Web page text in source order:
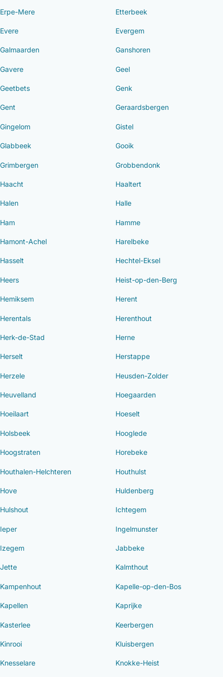
Erpe-Mere Etterbeek
Evere Evergem
Galmaarden Ganshoren
Gavere Geel
Geetbets Genk
Gent Geraardsbergen
Gingelom Gistel
Glabbeek Gooik
Grimbergen Grobbendonk
Haacht Haaltert
Halen Halle
Ham Hamme
Hamont-Achel Harelbeke
Hasselt Hechtel-Eksel
Heers Heist-op-den-Berg
Hemiksem Herent
Herentals Herenthout
Herk-de-Stad Herne
Herselt Herstappe
Herzele Heusden-Zolder
Heuvelland Hoegaarden
Hoeilaart Hoeselt
Holsbeek Hooglede
Hoogstraten Horebeke
Houthalen-Helchteren Houthulst
Hove Huldenberg
Hulshout Ichtegem
Ieper Ingelmunster
Izegem Jabbeke
Jette Kalmthout
Kampenhout Kapelle-op-den-Bos
Kapellen Kaprijke
Kasterlee Keerbergen
Kinrooi Kluisbergen
Knesselare Knokke-Heist